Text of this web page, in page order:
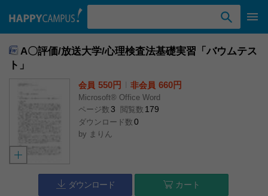
A〇評価/放送大学/心理検査法基礎実習「バウムテス
ト」
会員 550円 非会員 660円
Microsoft® Office Word
ページ数 3 閲覧数 179
ダウンロード数 0
by まりん
ダウンロード カート